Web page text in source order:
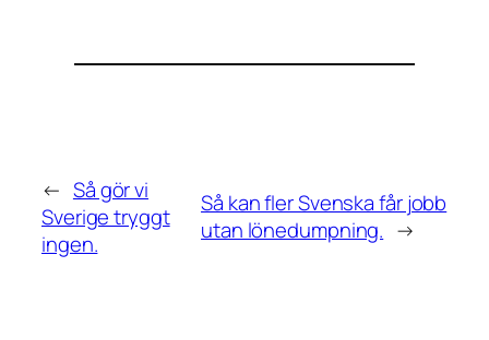
← Så gör vi
Sverige tryggt
ingen.
Så kan fler Svenska får jobb
utan lönedumpning. →